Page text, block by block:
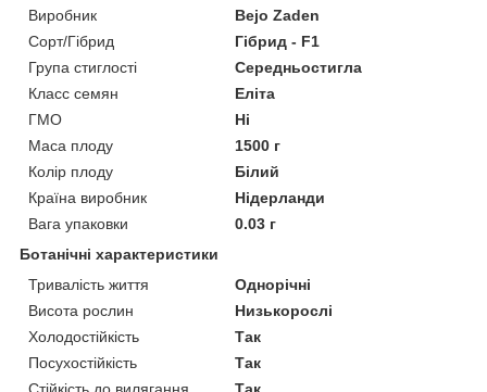
Виробник
Bejo Zaden
Сорт/Гібрид
Гібрид - F1
Група стиглості
Середньостигла
Класс семян
Еліта
ГМО
Ні
Маса плоду
1500 г
Колір плоду
Білий
Країна виробник
Нідерланди
Вага упаковки
0.03 г
Ботанічні характеристики
Тривалість життя
Однорічні
Висота рослин
Низькорослі
Холодостійкість
Так
Посухостійкість
Так
Стійкість до вилягання
Так